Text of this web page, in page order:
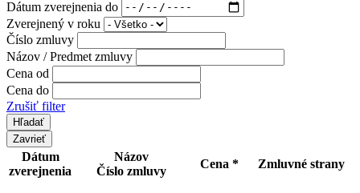
Dátum zverejnenia do
Zverejnený v roku
Číslo zmluvy
Názov / Predmet zmluvy
Cena od
Cena do
Zrušiť filter
Zavrieť
Dátum
zverejnenia
Názov
Číslo zmluvy
Cena * Zmluvné strany